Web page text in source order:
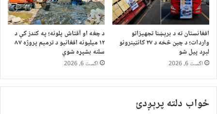
افغانستان ته د برېښنا تجهیزاتو
واردات؛ د چین څخه د ۲۷ کانټینرونو
لېږد پیل شو
اگست 6, 2026
د چغه او آقتاش پلونه؛ په کندز کې د
۱۲ میلیونه افغانیو د ترمیم پروژه ۸۷
سلنه بشپړه شوې
اگست 6, 2026
ځواب دلته پرېږدئ